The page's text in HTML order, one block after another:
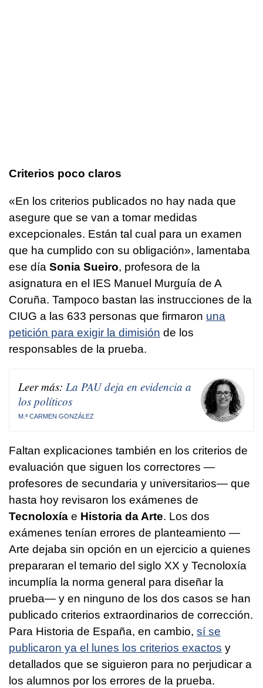
Criterios poco claros
«En los criterios publicados no hay nada que
asegure que se van a tomar medidas
excepcionales. Están tal cual para un examen
que ha cumplido con su obligación», lamentaba
ese día Sonia Sueiro, profesora de la
asignatura en el IES Manuel Murguía de A
Coruña. Tampoco bastan las instrucciones de la
CIUG a las 633 personas que firmaron una
petición para exigir la dimisión de los
responsables de la prueba.
Leer más: La PAU deja en evidencia a
los políticos
M.ª CARMEN GONZÁLEZ
Faltan explicaciones también en los criterios de
evaluación que siguen los correctores —
profesores de secundaria y universitarios— que
hasta hoy revisaron los exámenes de
Tecnoloxía e Historia da Arte. Los dos
exámenes tenían errores de planteamiento —
Arte dejaba sin opción en un ejercicio a quienes
prepararan el temario del siglo XX y Tecnoloxía
incumplía la norma general para diseñar la
prueba— y en ninguno de los dos casos se han
publicado criterios extraordinarios de corrección.
Para Historia de España, en cambio, sí se
publicaron ya el lunes los criterios exactos y
detallados que se siguieron para no perjudicar a
los alumnos por los errores de la prueba.